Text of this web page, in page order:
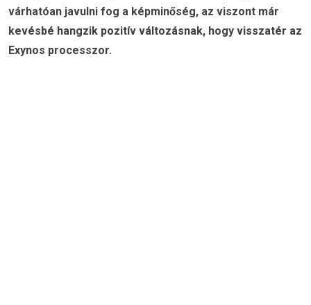
várhatóan javulni fog a képminőség, az viszont már
kevésbé hangzik pozitív változásnak, hogy visszatér az
Exynos processzor.